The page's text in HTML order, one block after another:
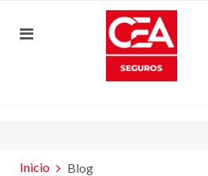
Inicio Blog